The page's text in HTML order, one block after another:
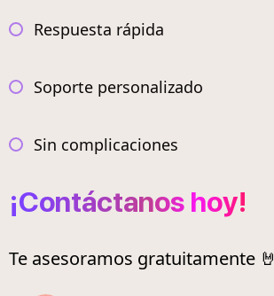
Respuesta rápida
Soporte personalizado
Sin complicaciones
¡Contáctanos hoy!
Te asesoramos gratuitamente 🤘